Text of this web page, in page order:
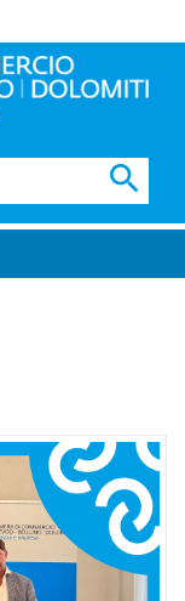
search